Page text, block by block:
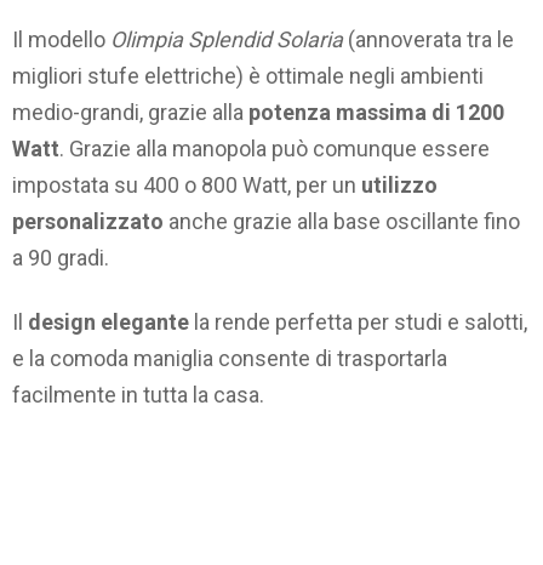
Il modello Olimpia Splendid Solaria(annoverata tra le
migliori stufe elettriche) è ottimale negli ambienti
medio-grandi, grazie alla potenza massima di 1200
Watt. Grazie alla manopola può comunque essere
impostata su 400 o 800 Watt, per un utilizzo
personalizzato anche grazie alla base oscillante fino
a 90 gradi.
Il design elegante la rende perfetta per studi e salotti,
e la comoda maniglia consente di trasportarla
facilmente in tutta la casa.